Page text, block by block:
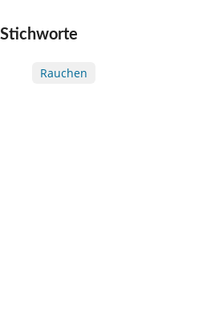
Stichworte
Rauchen